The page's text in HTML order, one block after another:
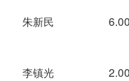
朱新民
李镇光